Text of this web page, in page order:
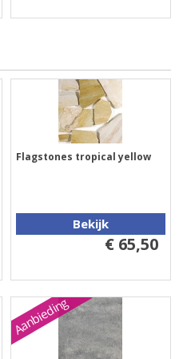
Flagstones tropical yellow
Bekijk
€ 65,50
Aanbieding